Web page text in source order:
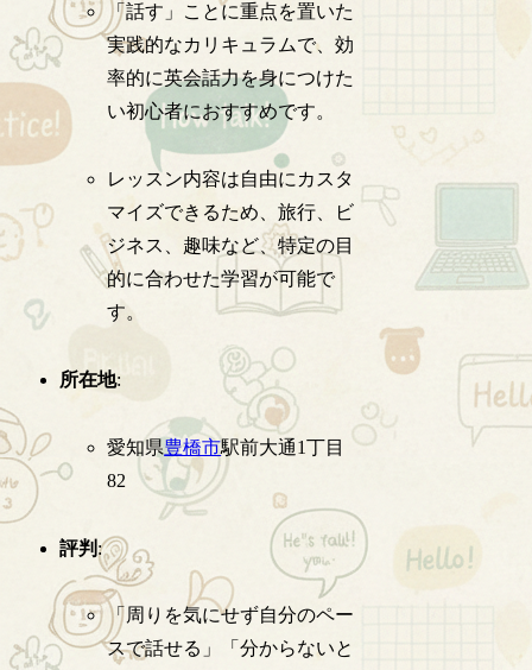
「話す」ことに重点を置いた
実践的なカリキュラムで、効
率的に英会話力を身につけた
い初心者におすすめです。
レッスン内容は自由にカスタ
マイズできるため、旅行、ビ
ジネス、趣味など、特定の目
的に合わせた学習が可能で
す。
所在地:
愛知県豊橋市駅前大通1丁目
82
評判 :
「周りを気にせず自分のペー
スで話せる」「分からないと